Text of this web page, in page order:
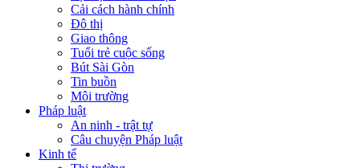
Cải cách hành chính
Đô thị
Giao thông
Tuổi trẻ cuộc sống
Bút Sài Gòn
Tin buồn
Môi trường
Pháp luật
An ninh - trật tự
Câu chuyện Pháp luật
Kinh tế